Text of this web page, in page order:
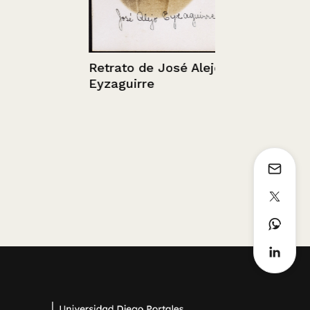
Retrato de José Alejo
Eyzaguirre